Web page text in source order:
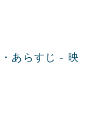
あらすじ - 映